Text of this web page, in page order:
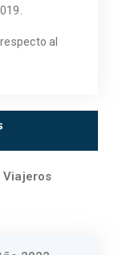
al
Viajeros